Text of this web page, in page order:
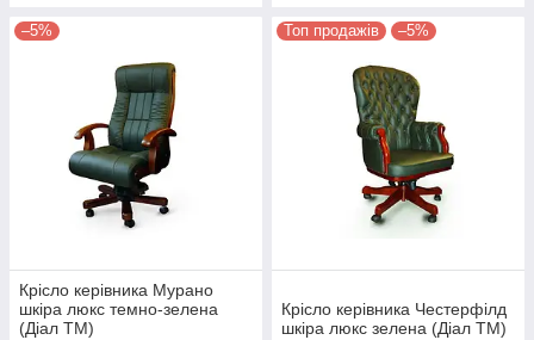
–5%
Крісло керівника Мурано
шкіра люкс темно-зелена
(Діал ТМ)
Топ продажів –5%
Крісло керівника Честерфілд
шкіра люкс зелена (Діал ТМ)